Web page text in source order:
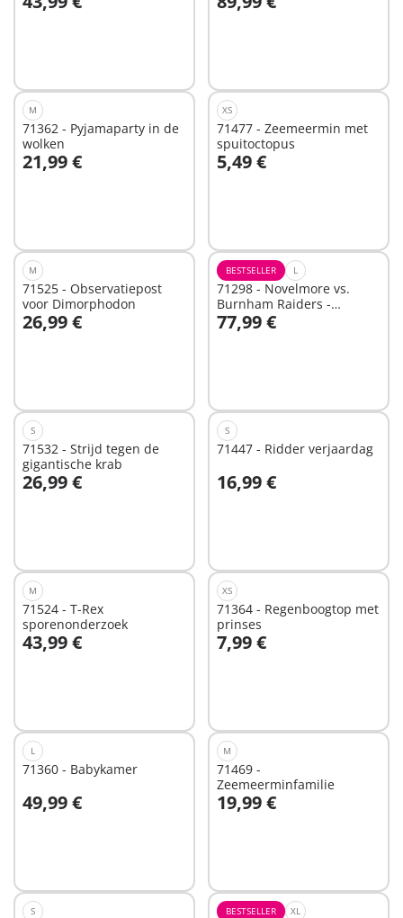
In winkelwagen In winkelwagen
M
71362 - Pyjamaparty in de
wolken
21,99 €
In winkelwagen
XS
71477 - Zeemeermin met
spuitoctopus
5,49 €
In winkelwagen
M
71525 - Observatiepost
voor Dimorphodon
26,99 €
In winkelwagen
BESTSELLER L
71298 - Novelmore vs.
Burnham Raiders -
Toernooi arena
77,99 €
S
71532 - Strijd tegen de
gigantische krab
26,99 €
In winkelwagen
S
71447 - Ridder verjaardag
16,99 €
M
71524 - T-Rex
sporenonderzoek
43,99 €
In winkelwagen
XS
71364 - Regenboogtop met
prinses
7,99 €
In winkelwagen
L
71360 - Babykamer
49,99 €
In winkelwagen
M
71469 -
Zeemeerminfamilie
19,99 €
S BESTSELLER XL